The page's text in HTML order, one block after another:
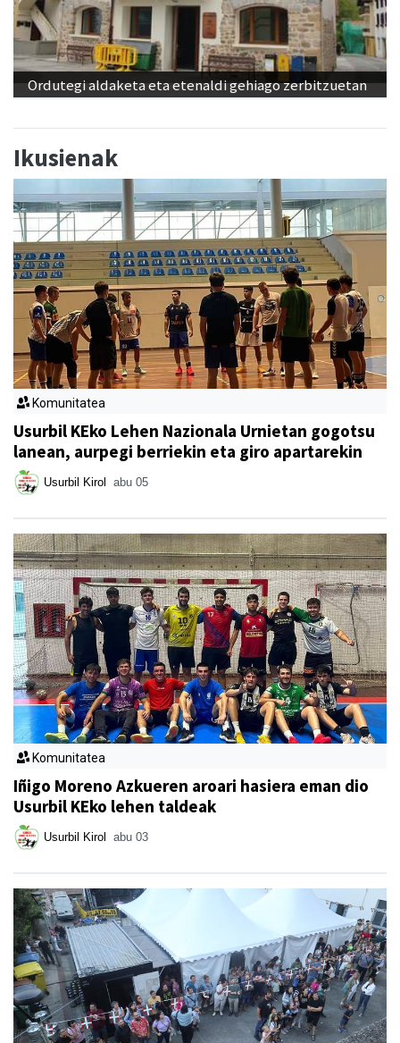
Ordutegi aldaketa eta etenaldi gehiago zerbitzuetan
Ikusienak
Komunitatea
Usurbil KEko Lehen Nazionala Urnietan gogotsu
lanean, aurpegi berriekin eta giro apartarekin
Usurbil Kirol abu 05
Komunitatea
Iñigo Moreno Azkueren aroari hasiera eman dio
Usurbil KEko lehen taldeak
Usurbil Kirol abu 03